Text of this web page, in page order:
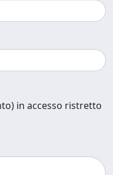
in accesso ristretto